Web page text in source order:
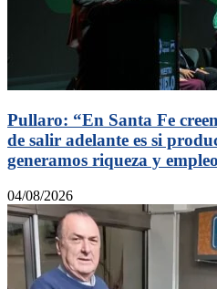
Pullaro: “En Santa Fe
de salir adelante es si
generamos riqueza y
04/08/2026